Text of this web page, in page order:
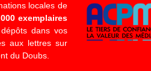
locales de
exemplaires
dans vos
aux lettres sur
du Doubs.